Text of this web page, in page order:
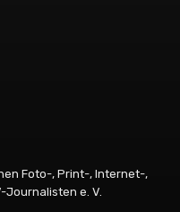
Foto-, Print-, Internet-,
Journalisten e. V.